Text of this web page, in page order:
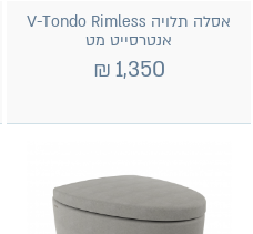
אסלה תלויה V-Tondo Rimless
אנטרסייט מט
1,350
₪